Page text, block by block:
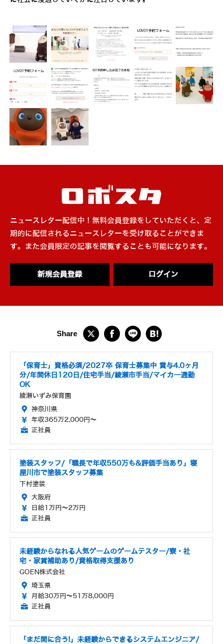
ニュースレター配信中！無料会員登録をしていただくと、定
期的に配信されるニュースレターを受け取ることができま
す。また会員限定の記事を閲覧することも可能になります。
新規会員登録 ログイン
「保育士」資格必須/2027卒 保育士募集中 賞与4.0ヶ月
分/年間休日120日/住宅手当/綾瀬市手当/マイカー通勤
OK
綾瀬いずみ保育園
神奈川県
年収365万2,000円～
正社員
塗装スタッフ/「職長で年収550万も&評価手当あり」寝
屋川市で塗装スタッフ募集
下村塗装
大阪府
日給1万円～2万円
正社員
未経験からなれる人気ゲームのゲームテスター/寮・社
宅・家賃補助あり/資格取得支援あり
GOEN株式会社
埼玉県
月給30万円～51万8,000円
正社員
「まだ間に合う!」未経験からできるシステムエンジニア/